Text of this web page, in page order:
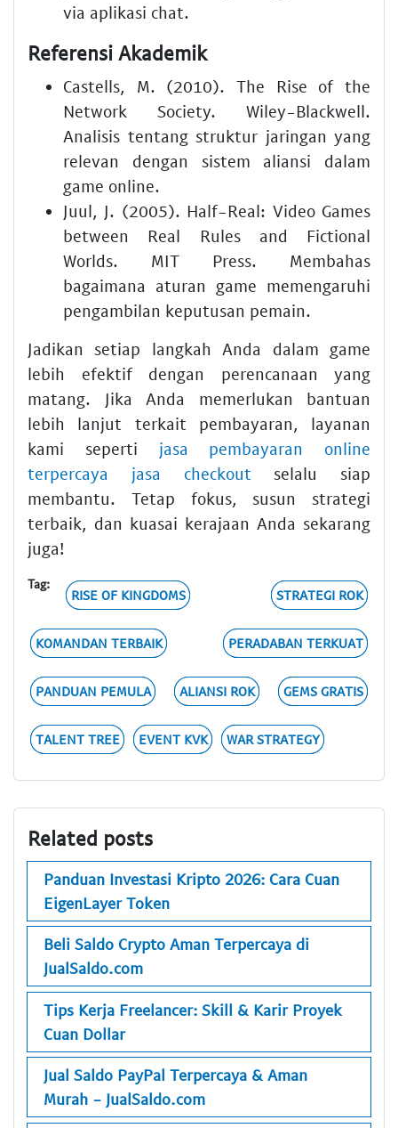
via aplikasi chat.
Referensi Akademik
Castells, M. (2010). The Rise of the
Network Society. Wiley-Blackwell.
Analisis tentang struktur jaringan yang
relevan dengan sistem aliansi dalam
game online.
Juul, J. (2005). Half-Real: Video Games
between Real Rules and Fictional
Worlds. MIT Press. Membahas
bagaimana aturan game memengaruhi
pengambilan keputusan pemain.
Jadikan setiap langkah Anda dalam game
lebih efektif dengan perencanaan yang
matang. Jika Anda memerlukan bantuan
lebih lanjut terkait pembayaran, layanan
kami seperti jasa pembayaran online
terpercaya jasa checkout selalu siap
membantu. Tetap fokus, susun strategi
terbaik, dan kuasai kerajaan Anda sekarang
juga!
Tag:
RISE OF KINGDOMS STRATEGI ROK
KOMANDAN TERBAIK PERADABAN TERKUAT
PANDUAN PEMULA ALIANSI ROK GEMS GRATIS
TALENT TREE EVENT KVK WAR STRATEGY
Related posts
Panduan Investasi Kripto 2026: Cara Cuan
EigenLayer Token
Beli Saldo Crypto Aman Terpercaya di
JualSaldo.com
Tips Kerja Freelancer: Skill & Karir Proyek
Cuan Dollar
Jual Saldo PayPal Terpercaya & Aman
Murah - JualSaldo.com